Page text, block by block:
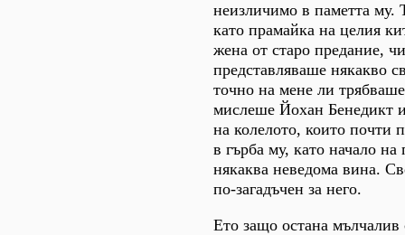
неизличимо в паметта му.
като прамайка на целия
жена от старо предание,
представляваше някакво
точно на мене ли
мислеше Йохан Бенедикт
на колелото, които почти
в гърба му, като начало на
някаква неведома вина.
по-загадъчен за него.
Ето защо остана